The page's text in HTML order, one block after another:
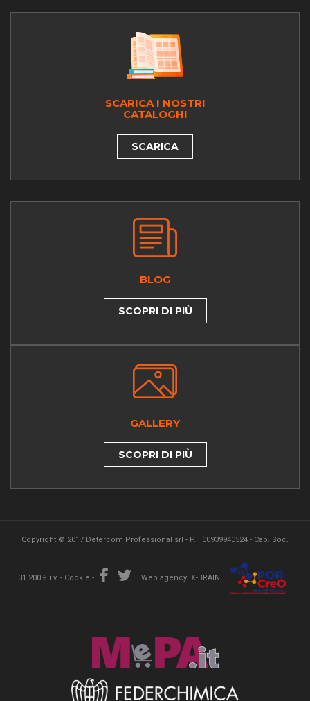
SCARICA I NOSTRI
CATALOGHI
SCARICA
BLOG
SCOPRI DI PIÙ
GALLERY
SCOPRI DI PIÙ
Copyright © 2017 Detercom Professional srl - P.I. 00939940524 - Cap. Soc.
31.200 € i.v. - Cookie - | Web agency: X-BRAIN